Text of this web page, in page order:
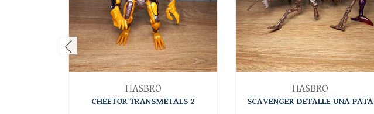
HASBRO
CHEETOR TRANSMETALS 2
HASBRO
SCAVENGER DETALLE UNA PATA